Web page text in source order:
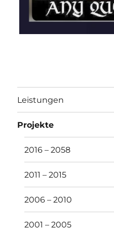
Leistungen
Projekte
2016 – 2058
2011 – 2015
2006 – 2010
2001 – 2005